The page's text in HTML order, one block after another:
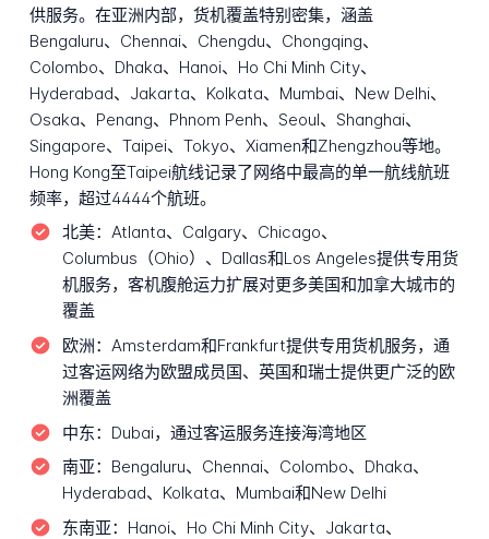
供服务。在亚洲内部，货机覆盖特别密集，涵盖
Bengaluru、Chennai、Chengdu、Chongqing、
Colombo、Dhaka、Hanoi、Ho Chi Minh City、
Hyderabad、Jakarta、Kolkata、Mumbai、New Delhi、
Osaka、Penang、Phnom Penh、Seoul、Shanghai、
Singapore、Taipei、Tokyo、Xiamen和Zhengzhou等地。
Hong Kong至Taipei航线记录了网络中最高的单一航线航班
频率，超过4444个航班。
北美： Atlanta、Calgary、Chicago、
Columbus（Ohio）、Dallas和Los Angeles提供专用货
机服务，客机腹舱运力扩展对更多美国和加拿大城市的
覆盖
欧洲： Amsterdam和Frankfurt提供专用货机服务，通
过客运网络为欧盟成员国、英国和瑞士提供更广泛的欧
洲覆盖
中东： Dubai，通过客运服务连接海湾地区
南亚： Bengaluru、Chennai、Colombo、Dhaka、
Hyderabad、Kolkata、Mumbai和New Delhi
东南亚： Hanoi、Ho Chi Minh City、Jakarta、